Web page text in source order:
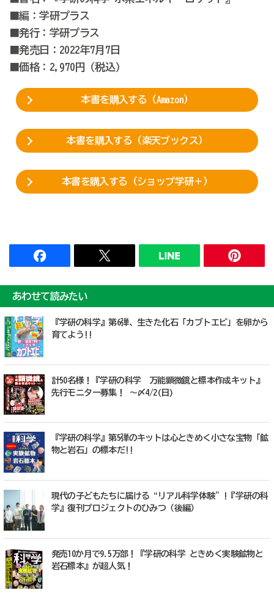
■編：学研プラス
■発行：学研プラス
■発売日：2022年7月7日
■価格： 2,970 円（税込）
本書を購入する（Amazon）
本書を購入する（楽天ブックス）
本書を購入する（ショップ学研＋）
あわせて読みたい
『学研の科学』第6弾、生きた化石「カブトエビ」を卵から
育てよう!!
計50名様！『学研の科学 万能顕微鏡と標本作成キット』
先行モニター募集！ ～〆4/2(日)
『学研の科学』第5弾のキットは心ときめく小さな宝物「鉱
物と岩石」の標本だ!!
現代の子どもたちに届ける“リアル科学体験”!『学研の科
学』復刊プロジェクトのひみつ（後編）
発売10か月で9.5万部！『学研の科学 ときめく実験鉱物と
岩石標本』が超人気！